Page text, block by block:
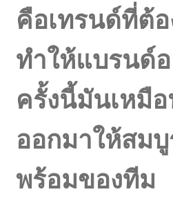
คือเทรนด์ที่ต้
ทำให้แบรนด์
ครั้งนี้มันเหมือ
ออกมาให้สม
พร้อมของทีม